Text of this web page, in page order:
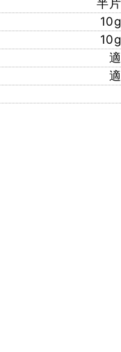
半片
10g
10g
適
適